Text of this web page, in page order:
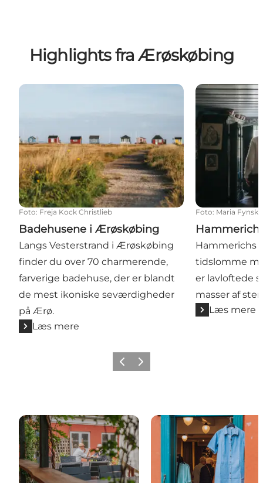
Highlights fra Ærøskøbing
Badehusene i Ærøskøbing
Foto: Freja Kock Christlieb
Badehusene i Ærøskøbing
Langs Vesterstrand i Ærøskøbing
finder du over 70 charmerende,
farverige badehuse, der er blandt
de mest ikoniske seværdigheder
på Ærø.
Læs mere
Hammerichs
Foto: Maria Fynsk
Hammerichs
tidslomme
er lavloftede
masser af
Læs mere
ForrigeNæste